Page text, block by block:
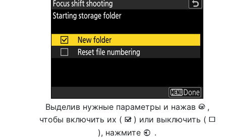
Выделив нужные параметры и нажав J ,
чтобы включить их ( M ) или выключить ( U
), нажмите 4 .